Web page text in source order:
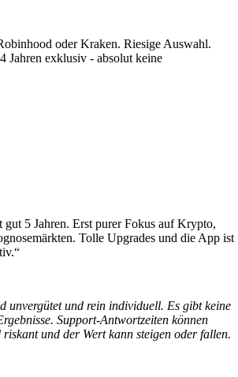
oder Kraken. Riesige Auswahl.
Jahren exklusiv - absolut keine
gut 5 Jahren. Erst purer Fokus auf Krypto,
Tolle Upgrades und die App ist
unvergütet und rein individuell. Es gibt keine
Support-Antwortzeiten können
und der Wert kann steigen oder fallen.